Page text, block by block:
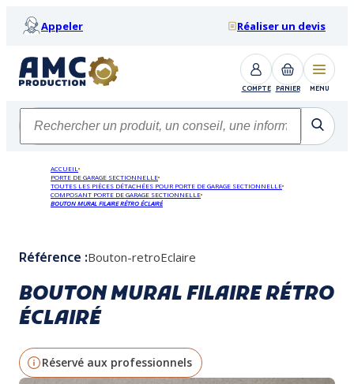
Appeler Réaliser un devis
COMPTE PANIER MENU
ACCUEIL
PORTE DE GARAGE SECTIONNELLE
TOUTES LES PIÈCES DÉTACHÉES POUR PORTE DE GARAGE SECTIONNELLE
COMPOSANT PORTE DE GARAGE SECTIONNELLE
BOUTON MURAL FILAIRE RÉTRO ÉCLAIRÉ
Référence :Bouton-retroEclaire
BOUTON MURAL FILAIRE RÉTRO
ÉCLAIRÉ
Réservé aux professionnels